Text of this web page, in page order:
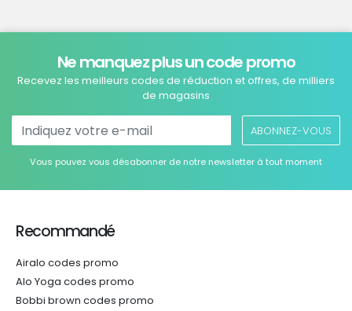
Ne manquez plus un code promo
Recevez les meilleurs codes de réduction et offres, de milliers
de magasins
ABONNEZ-VOUS
Vous pouvez vous désabonner de notre newsletter à tout moment
Recommandé
Airalo codes promo
Alo Yoga codes promo
Bobbi brown codes promo